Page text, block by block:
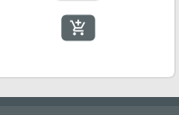
add_shopping_cart